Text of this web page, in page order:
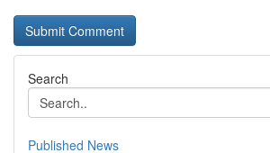
Search
Published News